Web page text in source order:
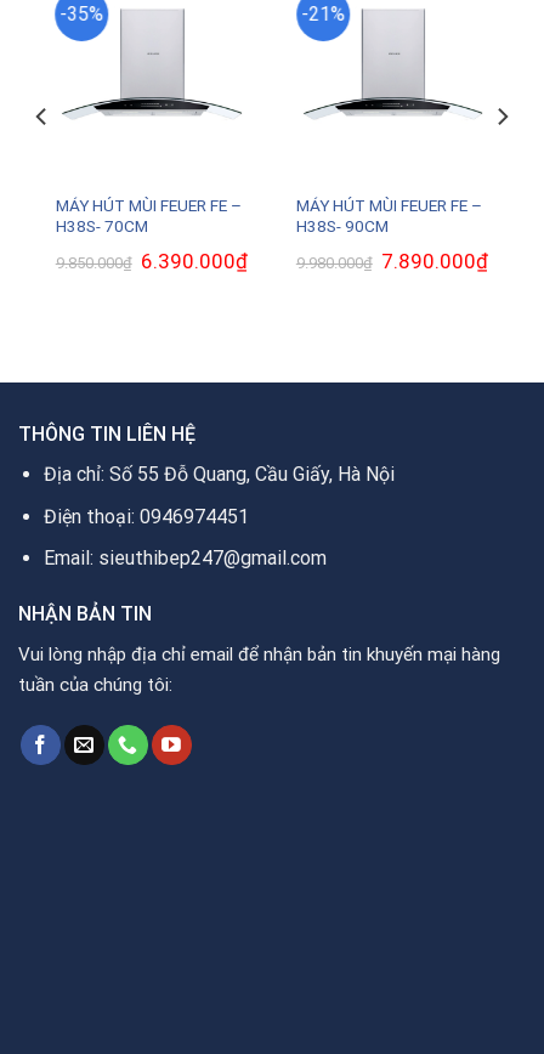
-35%
MÁY HÚT MÙI FEUER FE –
H38S- 70CM
9.850.000₫ Giá
gốc
6.390.000₫Giá
hiện
-21%
MÁY HÚT MÙI FEUER FE –
H38S- 90CM
9.980.000₫ Giá
gốc
7.890.000₫Giá
hiện
THÔNG TIN LIÊN HỆ
Địa chỉ: Số 55 Đỗ Quang, Cầu Giấy, Hà Nội
Điện thoại: 0946974451
Email: sieuthibep247@gmail.com
NHẬN BẢN TIN
Vui lòng nhập địa chỉ email để nhận bản tin khuyến mại hàng
tuần của chúng tôi: